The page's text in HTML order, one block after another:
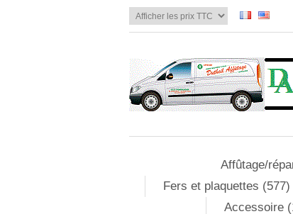
Affûtage/
Fers et plaquettes (577)
Accessoire